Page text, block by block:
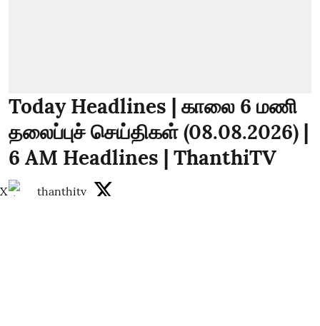
Today Headlines | காலை 6 மணி
தலைப்புச் செய்திகள் (08.08.2026) |
6 AM Headlines | ThanthiTV
thanthitv
X